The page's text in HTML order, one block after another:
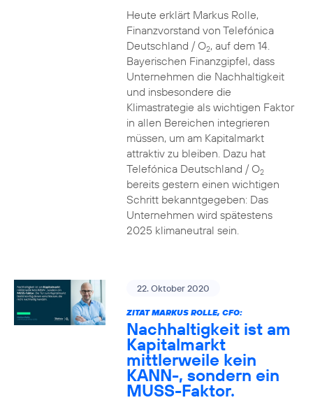
Heute erklärt Markus Rolle,
Finanzvorstand von Telefónica
Deutschland / O2, auf dem 14.
Bayerischen Finanzgipfel, dass
Unternehmen die Nachhaltigkeit
und insbesondere die
Klimastrategie als wichtigen Faktor
in allen Bereichen integrieren
müssen, um am Kapitalmarkt
attraktiv zu bleiben. Dazu hat
Telefónica Deutschland / O2
bereits gestern einen wichtigen
Schritt bekanntgegeben: Das
Unternehmen wird spätestens
2025 klimaneutral sein.
22. Oktober 2020
ZITAT MARKUS ROLLE, CFO:
Nachhaltigkeit ist am
Kapitalmarkt
mittlerweile kein
KANN-, sondern ein
MUSS-Faktor.